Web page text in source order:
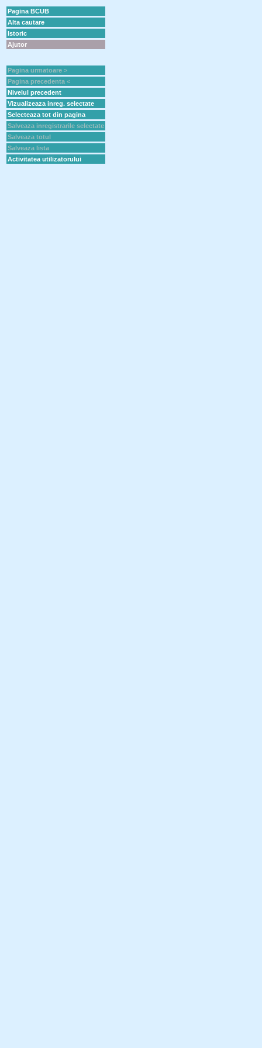
Pagina BCUB
Alta cautare
Istoric
Ajutor
Pagina urmatoare >
Pagina precedenta <
Nivelul precedent
Vizualizeaza inreg. selectate
Selecteaza tot din pagina
Salveaza inregistrarile selectate
Salveaza totul
Salveaza lista
Activitatea utilizatorului